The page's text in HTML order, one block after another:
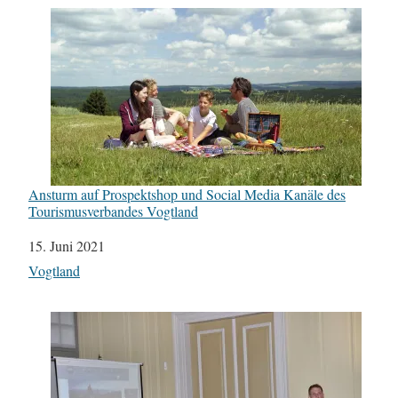
Ansturm auf Prospektshop und Social Media Kanäle des
Tourismusverbandes Vogtland
Datum
15. Juni 2021
In Bezug auf
Vogtland